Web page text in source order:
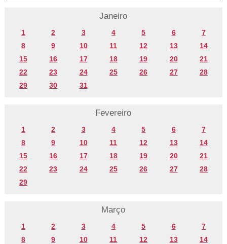
Janeiro
1 2 3 4 5 6
7
8
9 10 11 12 13
14
15
16 17 18 19 20
21
22
23 24 25 26 27
28
29
30 31
Fevereiro
1 2 3 4 5 6
7
8
9 10 11 12 13
14
15
16 17 18 19 20
21
22
23 24 25 26 27
28
29
Março
1 2 3 4 5 6
7
8
9 10 11 12 13
14